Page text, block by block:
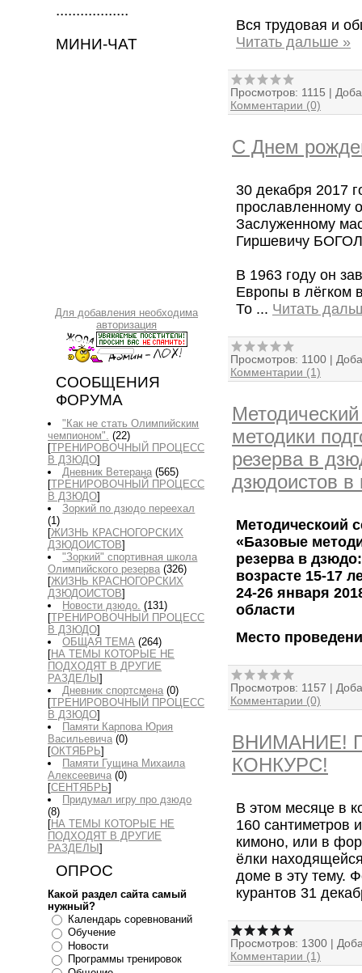
..................
МИНИ-ЧАТ
Для добавления необходима
авторизация
СООБЩЕНИЯ
ФОРУМА
"Как не стать Олимпийским
чемпионом". (22)
[ТРЕНИРОВОЧНЫЙ ПРОЦЕСС
В ДЗЮДО]
Дневник Ветерана (565)
[ТРЕНИРОВОЧНЫЙ ПРОЦЕСС
В ДЗЮДО]
Зоркий по дзюдо переехал
(1)
[ЖИЗНЬ КРАСНОГОРСКИХ
ДЗЮДОИСТОВ]
"Зоркий" спортивная школа
Олимпийского резерва (326)
[ЖИЗНЬ КРАСНОГОРСКИХ
ДЗЮДОИСТОВ]
Новости дзюдо. (131)
[ТРЕНИРОВОЧНЫЙ ПРОЦЕСС
В ДЗЮДО]
ОБЩАЯ ТЕМА (264)
[НА ТЕМЫ КОТОРЫЕ НЕ
ПОДХОДЯТ В ДРУГИЕ
РАЗДЕЛЫ ]
Дневник спортсмена (0)
[ТРЕНИРОВОЧНЫЙ ПРОЦЕСС
В ДЗЮДО]
Памяти Карпова Юрия
Васильевича (0)
[ОКТЯБРЬ]
Памяти Гущина Михаила
Алексеевича (0)
[СЕНТЯБРЬ]
Придумал игру про дзюдо
(8)
[НА ТЕМЫ КОТОРЫЕ НЕ
ПОДХОДЯТ В ДРУГИЕ
РАЗДЕЛЫ ]
ОПРОС
Какой раздел сайта самый
нужный?
Календарь соревнований
Обучение
Новости
Программы тренировок
Вся трудовая и
Читать дальше »
Просмотров: 1115 |
Комментарии (0)
С Днем
30 декабря 2017
прославленному
Заслуженному
Гиршевичу
В 1963 году он
Европы в лёгком
То ... Читать
Просмотров: 1100 |
Комментарии (1)
методики
резерва в
дзюдоистов в
Методическоий
«Базовые
резерва в
возрасте 15-17
24-26 января
области
Место
Просмотров: 1157 |
Комментарии (0)
ВНИМАНИЕ!
КОНКУРС!
В этом месяце в
160 сантиметров
кимоно, или в
ёлки
доме в эту тему.
курантов 31
Просмотров: 1300 |
Комментарии (1)